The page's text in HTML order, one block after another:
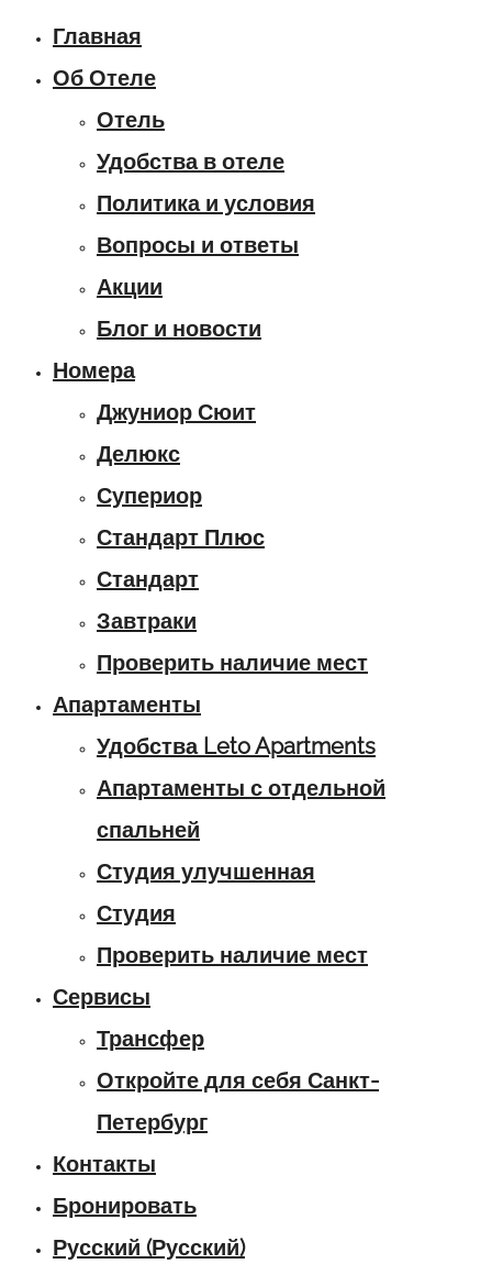
Главная
Об Отеле
Отель
Удобства в отеле
Политика и условия
Вопросы и ответы
Акции
Блог и новости
Номера
Джуниор Сюит
Делюкс
Супериор
Стандарт Плюс
Стандарт
Завтраки
Проверить наличие мест
Апартаменты
Удобства Leto Apartments
Апартаменты с отдельной
спальней
Студия улучшенная
Студия
Проверить наличие мест
Сервисы
Трансфер
Откройте для себя Санкт-
Петербург
Контакты
Бронировать
Русский (Русский)